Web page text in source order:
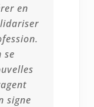
en
se
signe